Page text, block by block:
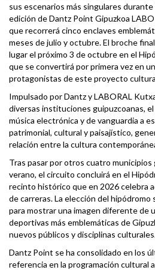
sus escenarios más singulares
edición de Dantz Point Gipuzkoa
que recorrerá cinco enclaves
meses de julio y octubre. El broche
lugar el próximo 3 de octubre en el
que se convertirá por primera vez en
protagonistas de este proyecto
Impulsado por Dantz y LABORAL
diversas instituciones guipuzcoanas,
música electrónica y de vanguardia a
patrimonial, cultural y paisajístico,
relación entre la cultura
Tras pasar por otros cuatro
verano, el circuito concluirá en el
recinto histórico que en 2026 celebra
de carreras. La elección del
para mostrar una imagen diferente de
deportivas más emblemáticas de
nuevos públicos y disciplinas
Dantz Point se ha consolidado en los
referencia en la programación cultural